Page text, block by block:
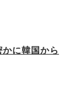
に韓国から